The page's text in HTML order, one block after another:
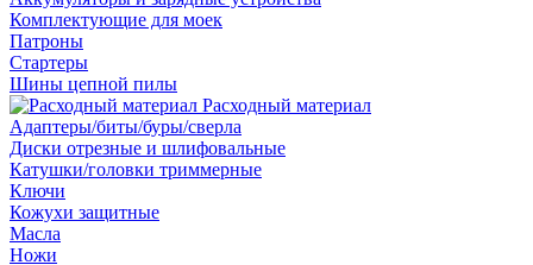
Комплектующие для моек
Патроны
Стартеры
Шины цепной пилы
Расходный материал
Адаптеры/биты/буры/сверла
Диски отрезные и шлифовальные
Катушки/головки триммерные
Ключи
Кожухи защитные
Масла
Ножи